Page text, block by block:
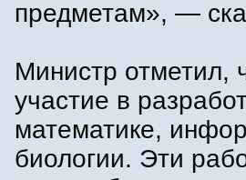
предметам», —
Министр отметил,
участие в
математике,
биологии. Эти